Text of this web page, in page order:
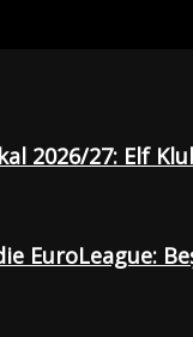
2026/27: Elf
EuroLeague: